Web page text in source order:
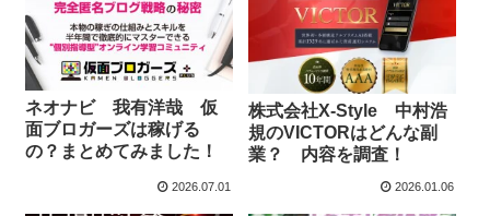
ネオナビ 我有洋哉 仮
面ブロガーズは稼げる
の？まとめてみました！
2026.07.01
株式会社X-Style 中村浩
規のVICTORはどんな副
業？ 内容を調査！
2026.01.06